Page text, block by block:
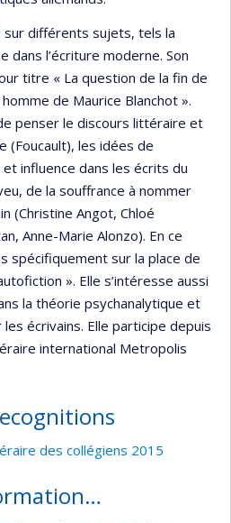
sur différents sujets, tels la
dans l’écriture moderne. Son
titre « La question de la fin de
de Maurice Blanchot ».
penser le discours littéraire et
(Foucault), les idées de
influence dans les écrits du
de la souffrance à nommer
(Christine Angot, Chloé
Anne-Marie Alonzo). En ce
spécifiquement sur la place de
». Elle s’intéresse aussi
la théorie psychanalytique et
écrivains. Elle participe depuis
international Metropolis
des collégiens 2015